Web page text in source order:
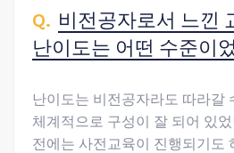
비전공자로서 느낀
난이도는 어떤 수준이
난이도는 비전공자라도 따라갈
체계적으로 구성이 잘 되어 있
전에는 사전교육이 진행되기도